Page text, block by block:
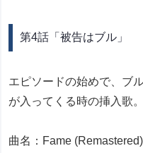
第4話「被告はブル」
エピソードの始めで、ブ
が入ってくる時の挿入歌。
曲名：Fame